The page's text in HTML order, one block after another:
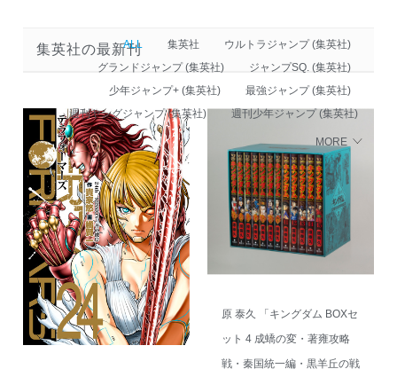
集英社の最新刊
ALL 集英社
ウルトラジャンプ (集英社)
グランドジャンプ (集英社)
ジャンプSQ. (集英社)
少年ジャンプ+ (集英社)
最強ジャンプ (集英社)
週刊ヤングジャンプ (集英社)
週刊少年ジャンプ (集英社)
MORE
原 泰久 「キングダム BOXセ
ット 4 成蟜の変・著雍攻略
戦・秦国統一編・黒羊丘の戦